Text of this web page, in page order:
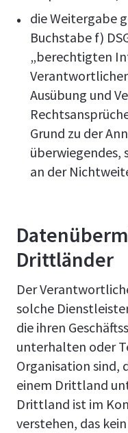
die Weitergabe
Buchstabe f)
„berechtigten
Ausübung und
Grund zu der
überwiegendes,
an der
Drittländer
Der
solche
die ihren
unterhalten oder
Organisation sind,
einem Drittland
Drittland ist im
verstehen, das